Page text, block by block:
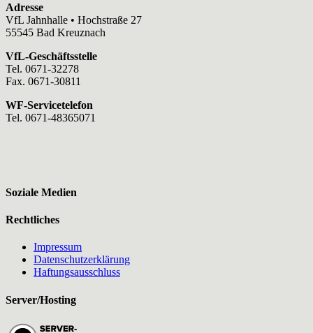
Adresse
VfL Jahnhalle • Hochstraße 27
55545 Bad Kreuznach
VfL-Geschäftsstelle
Tel. 0671-32278
Fax. 0671-30811
WF-Servicetelefon
Tel. 0671-48365071
Soziale Medien
Rechtliches
Impressum
Datenschutzerklärung
Haftungsausschluss
Server/Hosting